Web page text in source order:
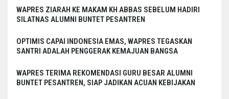
WAPRES ZIARAH KE MAKAM KH ABBAS SEBELUM HADIRI
SILATNAS ALUMNI BUNTET PESANTREN
OPTIMIS CAPAI INDONESIA EMAS, WAPRES TEGASKAN
SANTRI ADALAH PENGGERAK KEMAJUAN BANGSA
WAPRES TERIMA REKOMENDASI GURU BESAR ALUMNI
BUNTET PESANTREN, SIAP JADIKAN ACUAN KEBIJAKAN